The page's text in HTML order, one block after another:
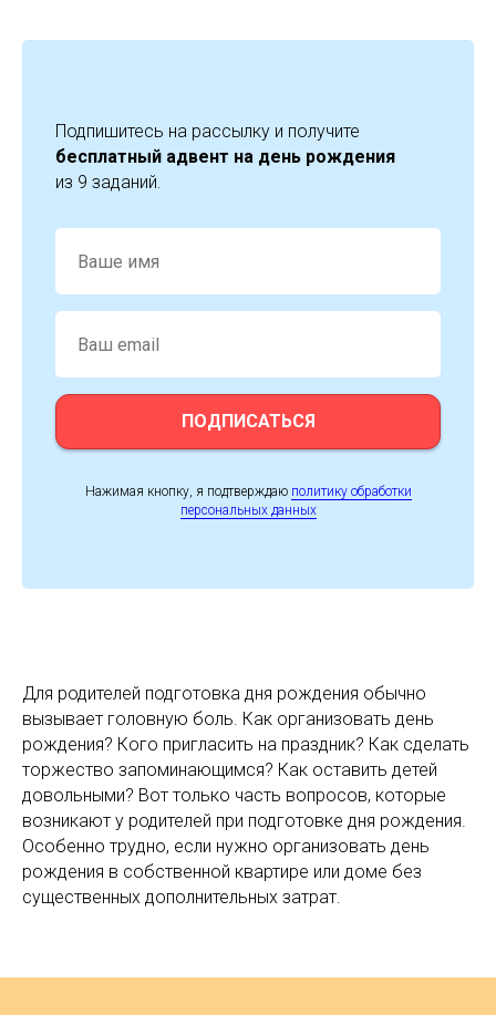
Подпишитесь на рассылку и получите
бесплатный адвент на день рождения
из 9 заданий.
ПОДПИСАТЬСЯ
Нажимая кнопку, я подтверждаю политику обработки
персональных данных
Для родителей подготовка дня рождения обычно
вызывает головную боль. Как организовать день
рождения? Кого пригласить на праздник? Как сделать
торжество запоминающимся? Как оставить детей
довольными? Вот только часть вопросов, которые
возникают у родителей при подготовке дня рождения.
Особенно трудно, если нужно организовать день
рождения в собственной квартире или доме без
существенных дополнительных затрат.